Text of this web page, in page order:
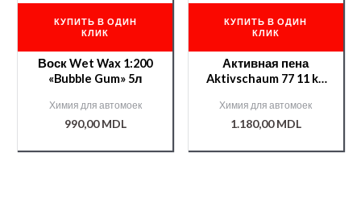
КУПИТЬ В ОДИН
КЛИК
Воск Wet Wax 1:200
«Bubble Gum» 5л
Химия для автомоек
990,00MDL
КУПИТЬ В ОДИН
КЛИК
Активная пена
Aktivschaum 77 11 kg
Химия для автомоек
1.180,00MDL